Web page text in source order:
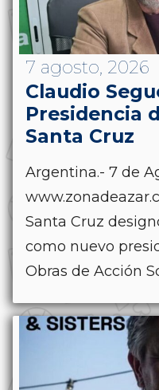
7 agosto, 2026
Claudio
Presidencia
Santa Cruz
Argentina.- 7 de
Santa Cruz
como nuevo
Obras de Acción